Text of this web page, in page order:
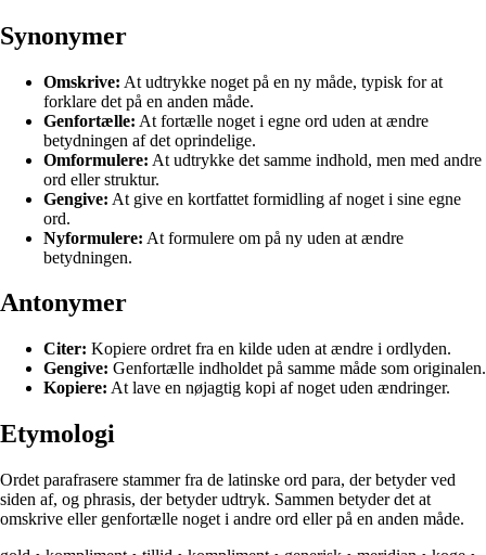
Synonymer
Omskrive: At udtrykke noget på en ny måde, typisk for at
forklare det på en anden måde.
Genfortælle: At fortælle noget i egne ord uden at ændre
betydningen af det oprindelige.
Omformulere: At udtrykke det samme indhold, men med andre
ord eller struktur.
Gengive: At give en kortfattet formidling af noget i sine egne
ord.
Nyformulere: At formulere om på ny uden at ændre
betydningen.
Antonymer
Citer: Kopiere ordret fra en kilde uden at ændre i ordlyden.
Gengive: Genfortælle indholdet på samme måde som originalen.
Kopiere: At lave en nøjagtig kopi af noget uden ændringer.
Etymologi
Ordet parafrasere stammer fra de latinske ord para, der betyder ved
siden af, og phrasis, der betyder udtryk. Sammen betyder det at
omskrive eller genfortælle noget i andre ord eller på en anden måde.